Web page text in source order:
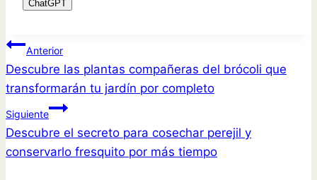
ChatGPT
Navegación
de
entradas
Anterior
Descubre las plantas compañeras del brócoli que
transformarán tu jardín por completo
Siguiente
Descubre el secreto para cosechar perejil y
conservarlo fresquito por más tiempo